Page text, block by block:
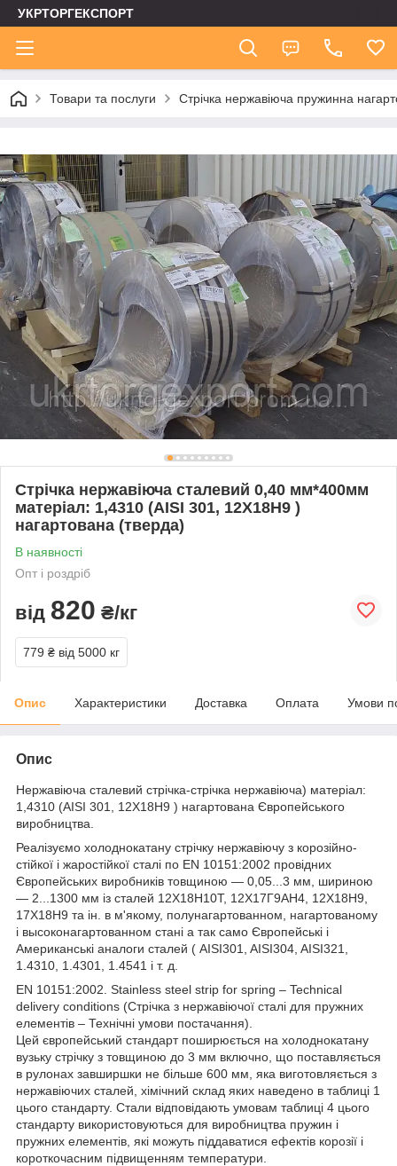
УКРТОРГЕКСПОРТ
Товари та послуги Стрічка нержавіюча пружинна
Стрічка нержавіюча сталевий 0,40 мм*400мм
матеріал: 1,4310 (AISI 301, 12Х18Н9 )
нагартована (тверда)
В наявності
Опт і роздріб
від 820 ₴/кг
779 ₴ від 5000 кг
Опис Характеристики Доставка Оплата Умови
Опис
Нержавіюча сталевий стрічка-стрічка нержавіюча) матеріал:
1,4310 (AISI 301, 12Х18Н9 ) нагартована Європейського
виробництва.
Реалізуємо холоднокатану стрічку нержавіючу з корозійно-
стійкої і жаростійкої сталі по EN 10151:2002 провідних
Європейських виробників товщиною — 0,05...3 мм, шириною
— 2...1300 мм із сталей 12Х18Н10Т, 12Х17Г9АН4, 12Х18Н9,
17Х18Н9 та ін. в м'якому, полунагартованном, нагартованому
і высоконагартованном стані а так само Європейські і
Американські аналоги сталей ( AISI301, AISI304, AISI321,
1.4310, 1.4301, 1.4541 і т. д.
EN 10151:2002. Stainless steel strip for spring – Technical
delivery conditions (Стрічка з нержавіючої сталі для пружних
елементів – Технічні умови постачання).
Цей європейський стандарт поширюється на холоднокатану
вузьку стрічку з товщиною до 3 мм включно, що поставляється
в рулонах завширшки не більше 600 мм, яка виготовляється з
нержавіючих сталей, хімічний склад яких наведено в таблиці 1
цього стандарту. Стали відповідають умовам таблиці 4 цього
стандарту використовуються для виробництва пружин і
пружних елементів, які можуть піддаватися ефектів корозії і
короткочасним підвищенням температури.